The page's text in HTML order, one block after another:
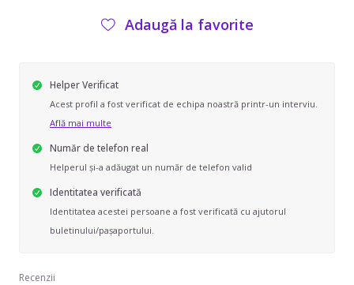
Adaugă la favorite
Helper Verificat
Acest profil a fost verificat de echipa noastră printr-un interviu.
Află mai multe
Număr de telefon real
Helperul și-a adăugat un număr de telefon valid
Identitatea verificată
Identitatea acestei persoane a fost verificată cu ajutorul
buletinului/pașaportului.
Recenzii